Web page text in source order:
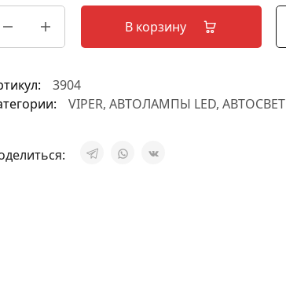
В корзину
3904
VIPER, АВТОЛАМПЫ LED, АВТОСВЕТ